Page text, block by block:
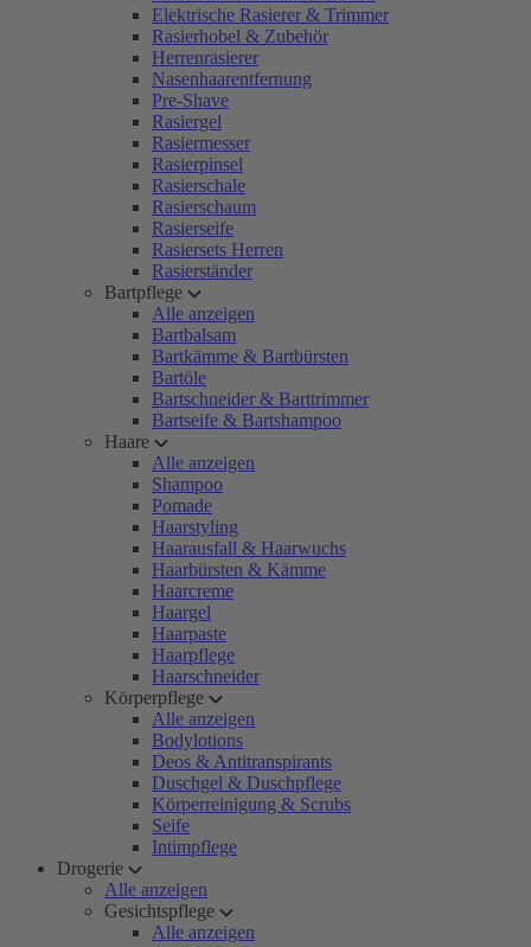
Elektrische Rasierer & Trimmer
Rasierhobel & Zubehör
Herrenrasierer
Nasenhaarentfernung
Pre-Shave
Rasiergel
Rasiermesser
Rasierpinsel
Rasierschale
Rasierschaum
Rasierseife
Rasiersets Herren
Rasierständer
Bartpflege
Alle anzeigen
Bartbalsam
Bartkämme & Bartbürsten
Bartöle
Bartschneider & Barttrimmer
Bartseife & Bartshampoo
Haare
Alle anzeigen
Shampoo
Pomade
Haarstyling
Haarausfall & Haarwuchs
Haarbürsten & Kämme
Haarcreme
Haargel
Haarpaste
Haarpflege
Haarschneider
Körperpflege
Alle anzeigen
Bodylotions
Deos & Antitranspirants
Duschgel & Duschpflege
Körperreinigung & Scrubs
Seife
Intimpflege
Drogerie
Alle anzeigen
Gesichtspflege
Alle anzeigen